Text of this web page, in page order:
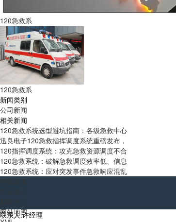
120急救系
120急救系
新闻类别
公司新闻
相关新闻
120急救系统选型避坑指南：各级急救中心
迅良电子120急救指挥调度系统重磅发布，
120指挥调度系统：攻克急救资源调度不合
120急救系统：破解急救调度效率低、信息
120急救系统：应对突发事件急救响应混乱
网站地图
联系人:许经理